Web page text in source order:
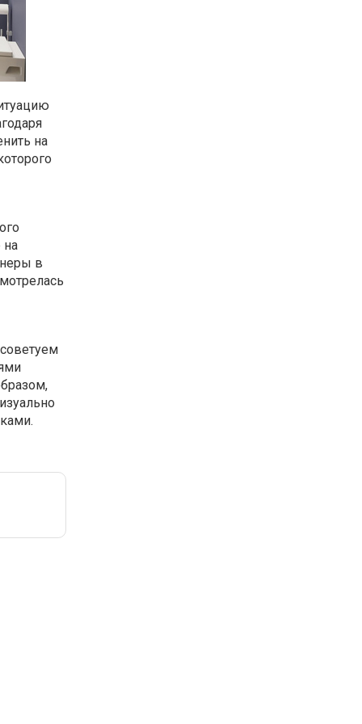
на
на
в